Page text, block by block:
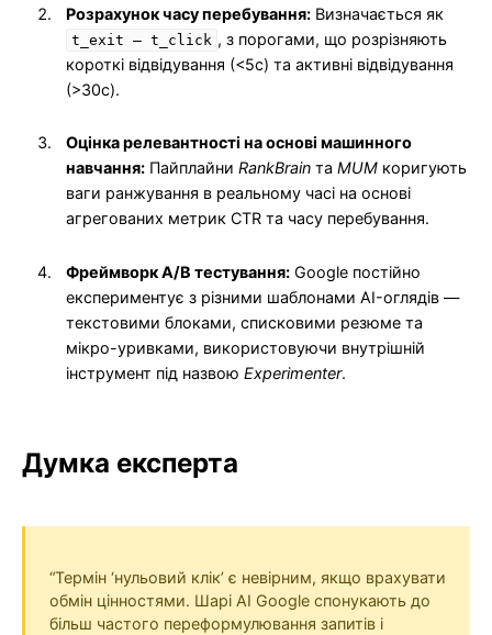
Розрахунок часу перебування: Визначається як
t_exit – t_click , з порогами, що розрізняють
короткі відвідування (<5с) та активні відвідування
(>30с).
Оцінка релевантності на основі машинного
навчання: Пайплайни RankBrain та MUM коригують
ваги ранжування в реальному часі на основі
агрегованих метрик CTR та часу перебування.
Фреймворк A/B тестування: Google постійно
експериментує з різними шаблонами AI-оглядів —
текстовими блоками, списковими резюме та
мікро-уривками, використовуючи внутрішній
інструмент під назвою Experimenter.
Думка експерта
“Термін ‘нульовий клік’ є невірним, якщо врахувати
обмін цінностями. Шарі AI Google спонукають до
більш частого переформулювання запитів і